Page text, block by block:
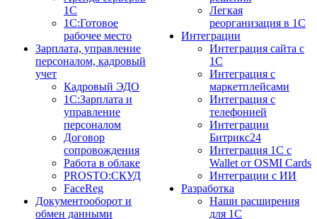
1С
1C:Готовое
рабочее место
Зарплата, управление
персоналом, кадровый
учет
Кадровый ЭДО
1С:Зарплата и
управление
персоналом
Договор
сопровождения
Работа в облаке
PROSTO:СКУД
FaceReg
Документооборот и
обмен данными
Легкая
реорганизация в 1С
Интеграции
Интеграция сайта с
1С
Интеграция с
маркетплейсами
Интеграция с
телефонией
Интеграции
Битрикс24
Интеграция 1С с
Wallet от OSMI Cards
Интеграции с ИИ
Разработка
Наши расширения
для 1С